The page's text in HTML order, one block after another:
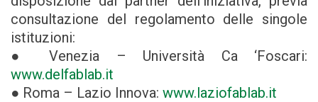
consultazione del regolamento delle singole
istituzioni:
● Venezia – Università Ca ‘Foscari:
www.delfablab.it
● Roma – Lazio Innova: www.laziofablab.it